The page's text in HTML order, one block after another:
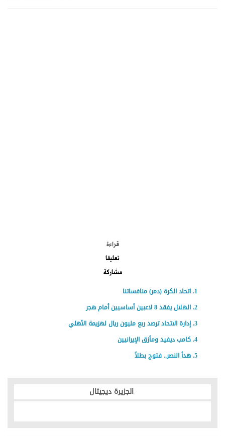
قراءة
تعليقا
مشاركة
اتحاد الكرة (دمر) منافساتنا
الهلال يفقد 8 لاعبين أساسيين أمام هجر
إدارة الاتحاد ترصد ربع مليون ريال لهزيمة الأهلي
كامب ديفيد ومأزق الإيرانيين
هدأ النصر.. فتوج بطلاً
الجزيرة ديجيتال